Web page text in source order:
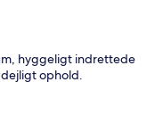
hyggeligt indrettede
ophold.